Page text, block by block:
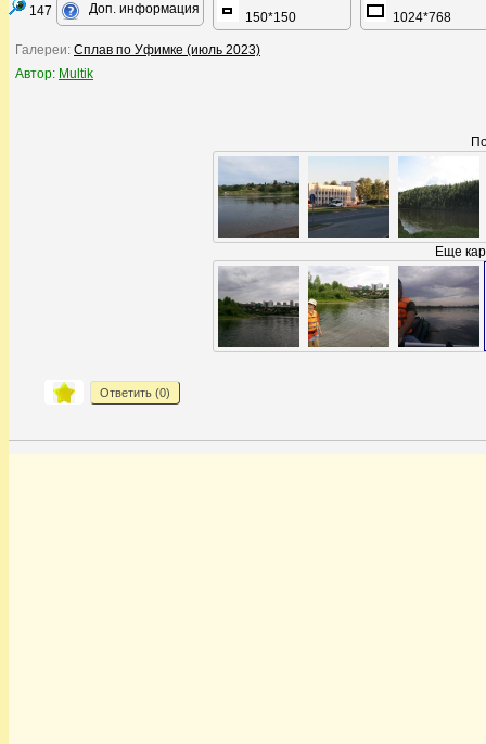
147 Доп. информация
150*150 1024*768
Галереи: Сплав по Уфимке (июль 2023)
Автор: Multik
Еще
Ответить (0)